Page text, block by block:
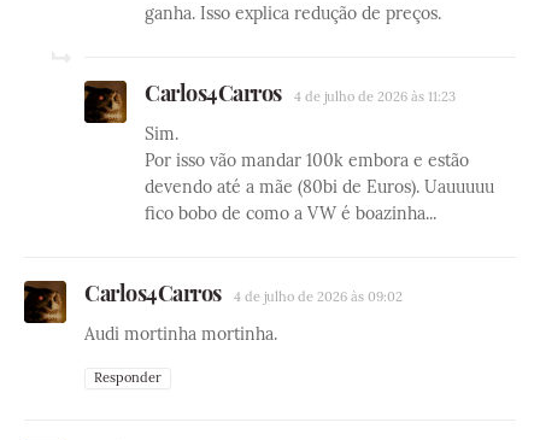
ganha. Isso explica redução de preços.
Carlos4Carros 4 de julho de 2026 às 11:23
Sim.
Por isso vão mandar 100k embora e estão
devendo até a mãe (80bi de Euros). Uauuuuu
fico bobo de como a VW é boazinha...
Carlos4Carros 4 de julho de 2026 às 09:02
Audi mortinha mortinha.
Responder